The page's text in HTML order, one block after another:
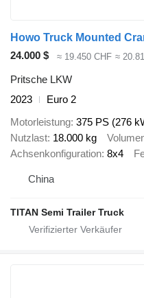
Howo Truck Mounted
24.000 $
≈ 19.450 CHF ≈
Pritsche LKW
2023
Euro 2
Motorleistung 375 PS (276
Nutzlast 18.000 kg
Achsenkonfiguration 8x4
China
TITAN Semi Trailer Truck